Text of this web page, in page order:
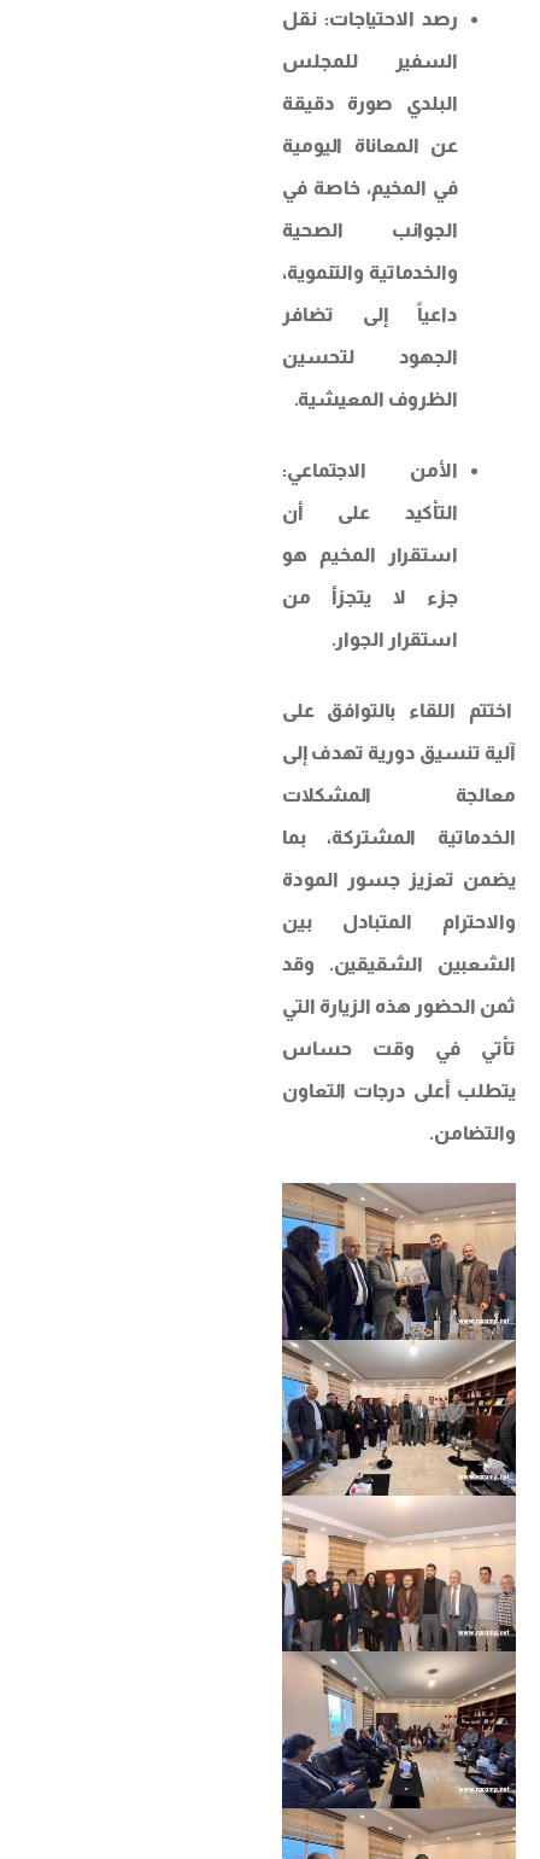
رصد الاحتياجات: نقل
السفير للمجلس
البلدي صورة دقيقة
عن المعاناة اليومية
في المخيم، خاصة في
الجوانب الصحية
والخدماتية والتنموية،
داعياً إلى تضافر
الجهود لتحسين
الظروف المعيشية.
الأمن الاجتماعي:
التأكيد على أن
استقرار المخيم هو
جزء لا يتجزأ من
استقرار الجوار.
اختتم اللقاء بالتوافق على
آلية تنسيق دورية تهدف إلى
معالجة المشكلات
الخدماتية المشتركة، بما
يضمن تعزيز جسور المودة
والاحترام المتبادل بين
الشعبين الشقيقين. وقد
ثمن الحضور هذه الزيارة التي
تأتي في وقت حساس
يتطلب أعلى درجات التعاون
والتضامن.